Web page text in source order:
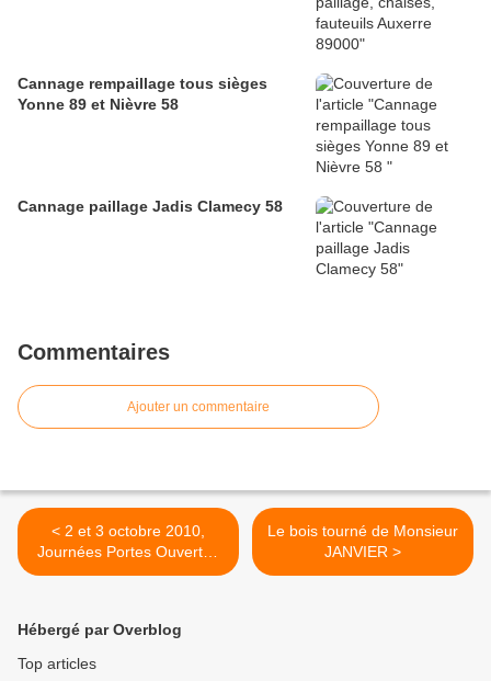
Cannage rempaillage tous sièges
Yonne 89 et Nièvre 58
Cannage paillage Jadis Clamecy 58
Commentaires
Ajouter un commentaire
< 2 et 3 octobre 2010,
Journées Portes Ouvertes
au Refuge d'Aix en
Le bois tourné de Monsieur
JANVIER >
Hébergé par Overblog
Top articles